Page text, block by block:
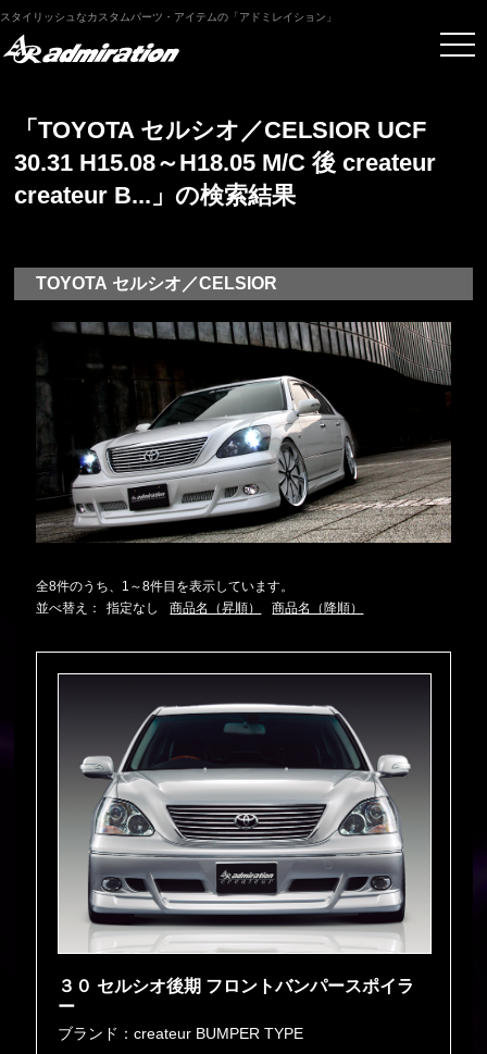
スタイリッシュなカスタムパーツ・アイテムの「アドミレイション」
「TOYOTA セルシオ／CELSIOR UCF
30.31 H15.08～H18.05 M/C 後 createur
createur B...」の検索結果
TOYOTA セルシオ／CELSIOR
全8件のうち、1～8件目を表示しています。
並べ替え：
指定なし 商品名（昇順） 商品名（降順）
３０ セルシオ後期 フロントバンパースポイラ
ー
ブランド：createur BUMPER TYPE